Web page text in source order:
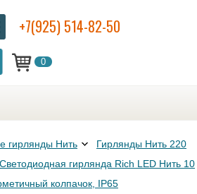
0
+7(925) 514-82-50
гирлянды Нить
Гирлянды Нить 220
Светодиодная гирлянда Rich LED Нить 10
колпачок, IP65